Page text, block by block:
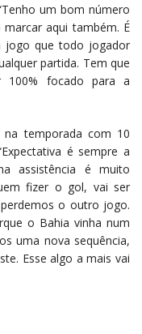
um bom número
marcar aqui também. É
jogo que todo jogador
partida. Tem que
100% focado para a
temporada com 10
é sempre a
assistência é muito
fizer o gol, vai ser
o outro jogo.
o Bahia vinha num
uma nova sequência,
Esse algo a mais vai